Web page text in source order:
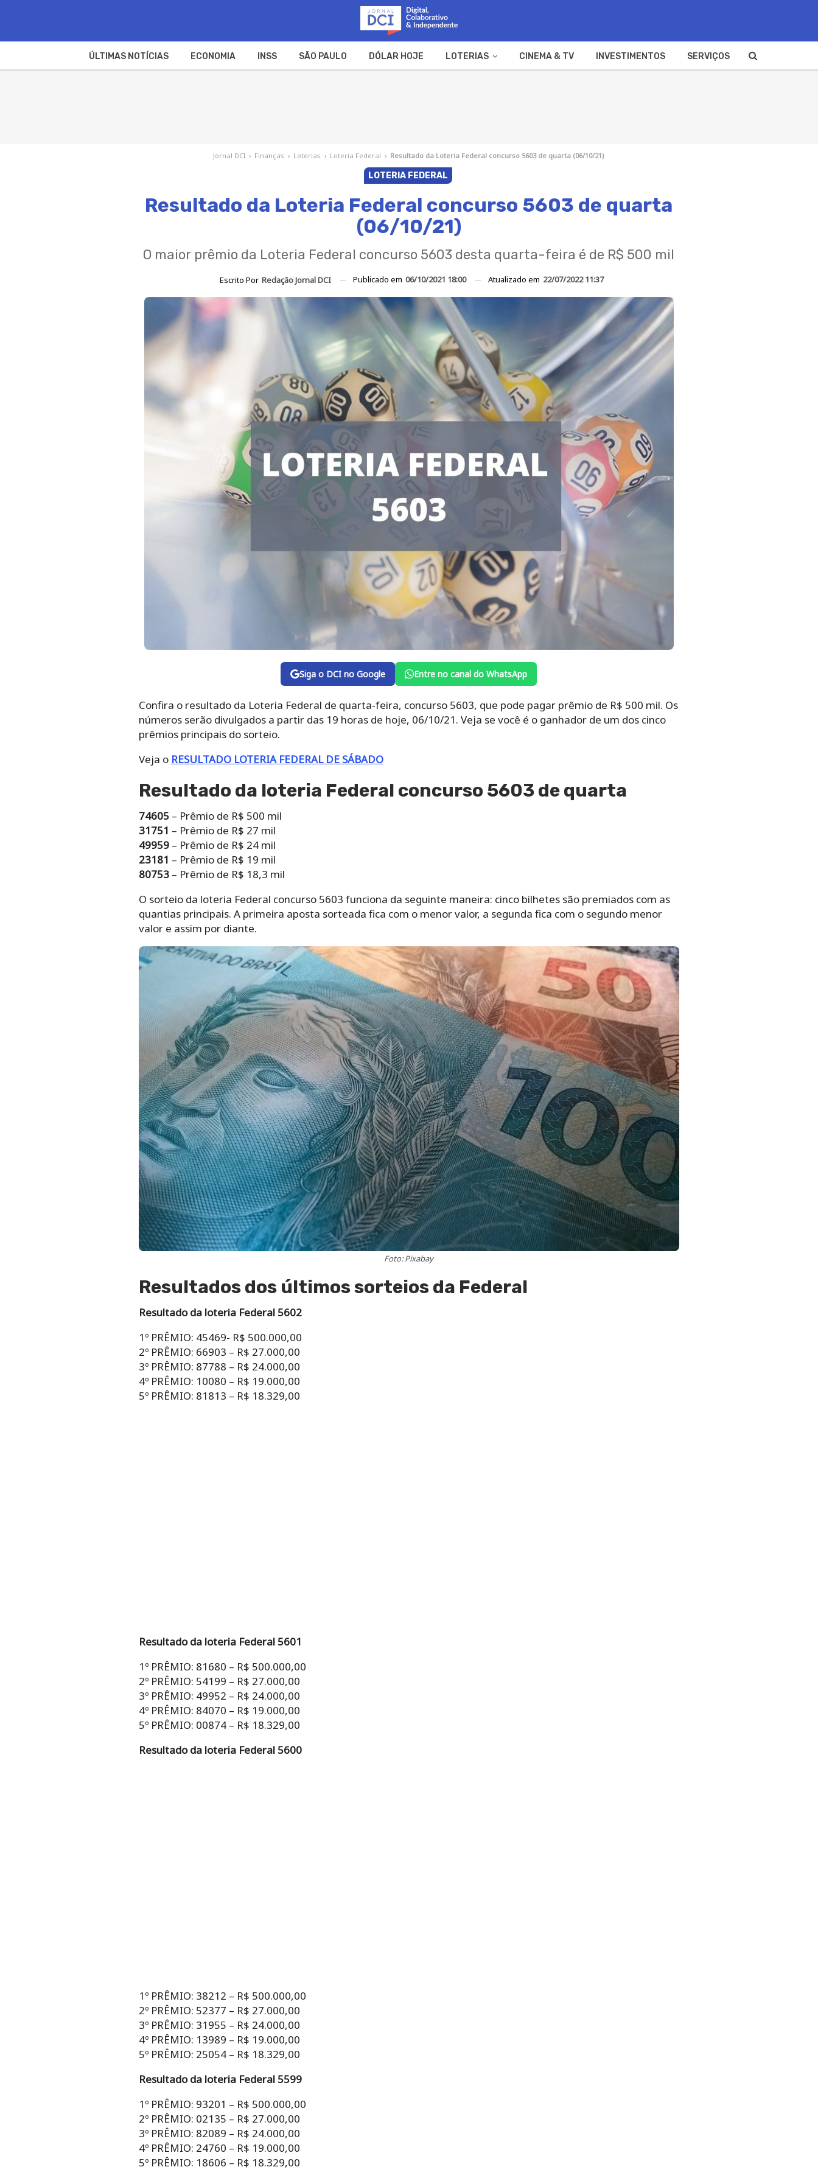
ÚLTIMAS NOTÍCIAS ECONOMIA INSS SÃO PAULO DÓLAR HOJE LOTERIAS CINEMA & TV INVESTIMENTOS SERVIÇOS
Jornal DCI › Finanças › Loterias › Loteria Federal › Resultado da Loteria Federal concurso 5603 de quarta (06/10/21)
LOTERIA FEDERAL
Resultado da Loteria Federal concurso 5603 de quarta
(06/10/21)
O maior prêmio da Loteria Federal concurso 5603 desta quarta-feira é de R$ 500 mil
Escrito Por Redação Jornal DCI Publicado em 06/10/2021 18:00 Atualizado em 22/07/2022 11:37
Siga o DCI no Google Entre no canal do WhatsApp
Confira o resultado da Loteria Federal de quarta-feira, concurso 5603, que pode pagar prêmio de R$ 500 mil. Os
números serão divulgados a partir das 19 horas de hoje, 06/10/21. Veja se você é o ganhador de um dos cinco
prêmios principais do sorteio.
Veja o RESULTADO LOTERIA FEDERAL DE SÁBADO
Resultado da loteria Federal concurso 5603 de quarta
74605– Prêmio de R$ 500 mil
31751 – Prêmio de R$ 27 mil
49959– Prêmio de R$ 24 mil
23181 – Prêmio de R$ 19 mil
80753– Prêmio de R$ 18,3 mil
O sorteio da loteria Federal concurso 5603 funciona da seguinte maneira: cinco bilhetes são premiados com as
quantias principais. A primeira aposta sorteada fica com o menor valor, a segunda fica com o segundo menor
valor e assim por diante.
Foto: Pixabay
Resultados dos últimos sorteios da Federal
Resultado da loteria Federal 5602
1º PRÊMIO: 45469- R$ 500.000,00
2º PRÊMIO: 66903 – R$ 27.000,00
3º PRÊMIO: 87788 – R$ 24.000,00
4º PRÊMIO: 10080 – R$ 19.000,00
5º PRÊMIO: 81813 – R$ 18.329,00
Resultado da loteria Federal 5601
1º PRÊMIO: 81680 – R$ 500.000,00
2º PRÊMIO: 54199 – R$ 27.000,00
3º PRÊMIO: 49952 – R$ 24.000,00
4º PRÊMIO: 84070 – R$ 19.000,00
5º PRÊMIO: 00874 – R$ 18.329,00
Resultado da loteria Federal 5600
1º PRÊMIO: 38212 – R$ 500.000,00
2º PRÊMIO: 52377 – R$ 27.000,00
3º PRÊMIO: 31955 – R$ 24.000,00
4º PRÊMIO: 13989 – R$ 19.000,00
5º PRÊMIO: 25054 – R$ 18.329,00
Resultado da loteria Federal 5599
1º PRÊMIO: 93201 – R$ 500.000,00
2º PRÊMIO: 02135 – R$ 27.000,00
3º PRÊMIO: 82089 – R$ 24.000,00
4º PRÊMIO: 24760 – R$ 19.000,00
5º PRÊMIO: 18606 – R$ 18.329,00